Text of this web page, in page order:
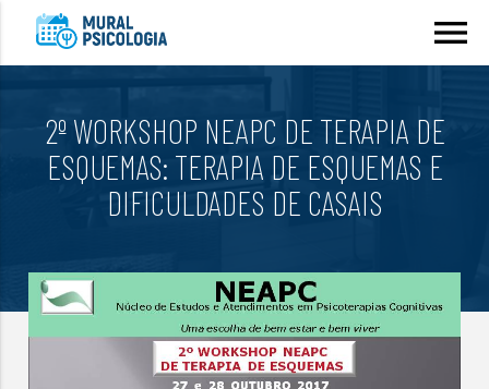
menu
2º WORKSHOP NEAPC DE TERAPIA DE
ESQUEMAS: TERAPIA DE ESQUEMAS E
DIFICULDADES DE CASAIS